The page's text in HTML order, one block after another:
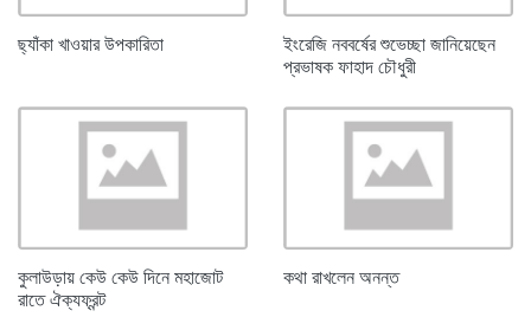
ছ্যাঁকা খাওয়ার উপকারিতা
ইংরেজি নববর্ষের শুভেচ্ছা জানিয়েছেন
প্রভাষক ফাহাদ চৌধুরী
কুলাউড়ায় কেউ কেউ দিনে মহাজোট
রাতে ঐক্যফ্রন্ট
কথা রাখলেন অনন্ত